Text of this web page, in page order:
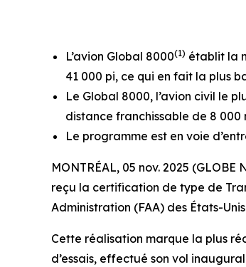
L’avion Global 8000(1) établit la
41 000 pi, ce qui en fait la plus
Le Global 8000, l’avion civil le
distance franchissable de 8
Le programme est en voie
MONTRÉAL, 05 nov. 2025
reçu la certification de type de
Administration (FAA) des États-
Cette réalisation marque la plus
d’essais, effectué son vol